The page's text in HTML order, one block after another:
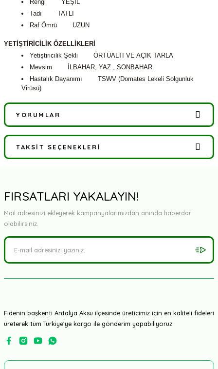
Rengi YEŞİL
Tadı TATLI
Raf Ömrü UZUN
YETİŞTİRİCİLİK ÖZELLİKLERİ
Yetiştiricilik Şekli ÖRTÜALTI VE AÇIK TARLA
Mevsim İLBAHAR, YAZ , SONBAHAR
Hastalık Dayanımı TSWV (Domates Lekeli Solgunluk
Virüsü)
YORUMLAR
Bu ürüne ilk yorumu siz yapın!
TAKSIT SEÇENEKLERI
FIRSATLARI YAKALAYIN!
Mail adresinizi ekleyerek kampanyalarımızdan anında haberdar
olabilirsiniz.
Fidenin başkenti Antalya Aksu ilçesinde üreticimiz için en kaliteli fideleri
üreterek tüm Türkiye'ye kargo ile gönderim yapabiliyoruz.